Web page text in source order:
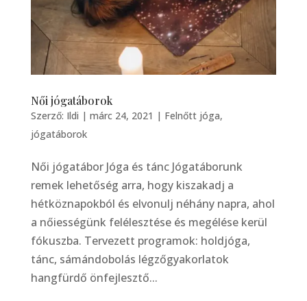
Női jógatáborok
Szerző: Ildi | márc 24, 2021 | Felnőtt jóga,
jógatáborok
Női jógatábor Jóga és tánc Jógatáborunk
remek lehetőség arra, hogy kiszakadj a
hétköznapokból és elvonulj néhány napra, ahol
a nőiességünk felélesztése és megélése kerül
fókuszba. Tervezett programok: holdjóga,
tánc, sámándobolás légzőgyakorlatok
hangfürdő önfejlesztő...